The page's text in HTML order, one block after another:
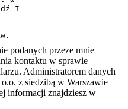
podanych przeze mnie
kontaktu w sprawie
Administratorem danych
z siedzibą w Warszawie
informacji znajdziesz w